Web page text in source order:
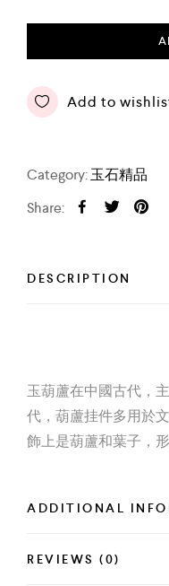
Add to
Category:玉石精品
Share:
DESCRIPTION
玉葫蘆在中國古代，
代，葫蘆挂件多用於
飾上是葫蘆和葉子，
ADDITIONAL
REVIEWS (0)